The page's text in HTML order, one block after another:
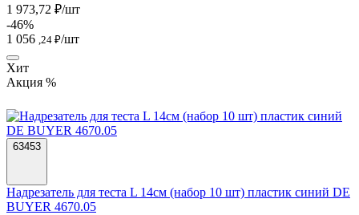
1 973,72 ₽/шт
-46%
1 056 ,24 ₽/шт
Хит
Акция %
63453
Надрезатель для теста L 14см (набор 10 шт) пластик синий DE
BUYER 4670.05